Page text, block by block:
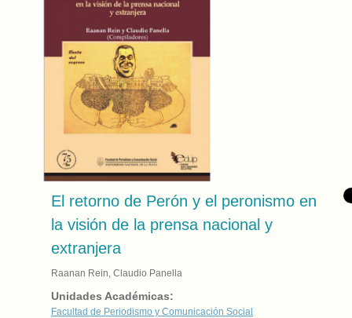
El retorno de Perón y el peronismo en
la visión de la prensa nacional y
extranjera
Raanan Rein, Claudio Panella
Unidades Académicas:
Facultad de Periodismo y Comunicación Social